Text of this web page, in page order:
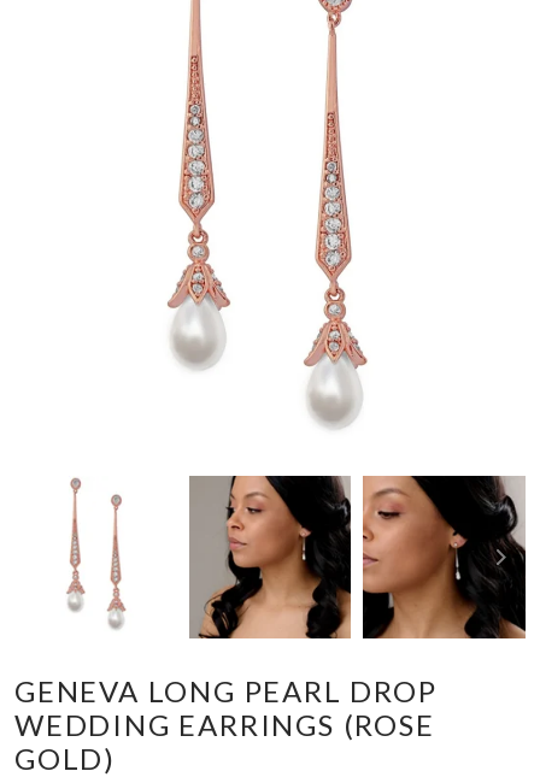
GENEVA LONG PEARL DROP
WEDDING EARRINGS (ROSE
GOLD)